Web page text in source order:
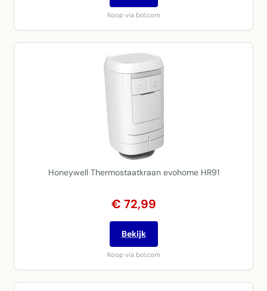
Koop via bol.com
Honeywell Thermostaatkraan evohome HR91
€ 72,99
Bekijk
Koop via bol.com